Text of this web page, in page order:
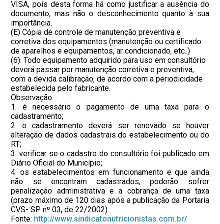
VISA, pois desta forma há como justificar a ausência do
documento, mas não o desconhecimento quanto à sua
importância.
(E) Cópia de controle de manutenção preventiva e
corretiva dos equipamentos (manutenção ou certificado
de aparelhos e equipamentos, ar condicionado, etc..)
(6): Todo equipamento adquirido para uso em consultório
deverá passar por manutenção corretiva e preventiva,
com a devida calibração, de acordo com a periodicidade
estabelecida pelo fabricante.
Observação:
1. é necessário o pagamento de uma taxa para o
cadastramento;
2. o cadastramento deverá ser renovado se houver
alteração de dados cadastrais do estabelecimento ou do
RT;
3. verificar se o cadastro do consultório foi publicado em
Diário Oficial do Município;
4. os estabelecimentos em funcionamento e que ainda
não se encontram cadastrados, poderão sofrer
penalização administrativa e a cobrança de uma taxa
(prazo máximo de 120 dias após a publicação da Portaria
CVS- SP nº 03, de 22/2002).
Fonte: http://www.sindicatonutricionistas.com.br/